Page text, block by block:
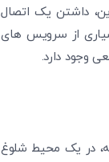
داشتن یک اتصال
از سرویس‌ های
در یک محیط شلوغ